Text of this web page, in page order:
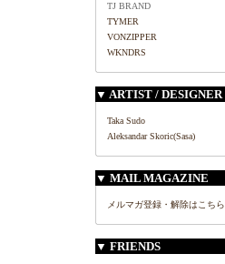
TJ BRAND
TYMER
VONZIPPER
WKNDRS
▼ ARTIST / DESIGNER
Taka Sudo
Aleksandar Skoric(Sasa)
▼ MAIL MAGAZINE
メルマガ登録・解除はこちら
▼ FRIENDS